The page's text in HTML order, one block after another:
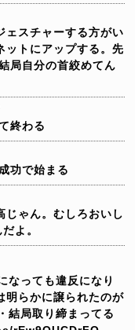
ェスチャーする方がい
ットにアップする。先
局自分の首絞めてん
終わる
功で始まる
じゃん。むしろおいし
よ。
なっても違反になり
らかに譲られたのが
結局取り締まってる